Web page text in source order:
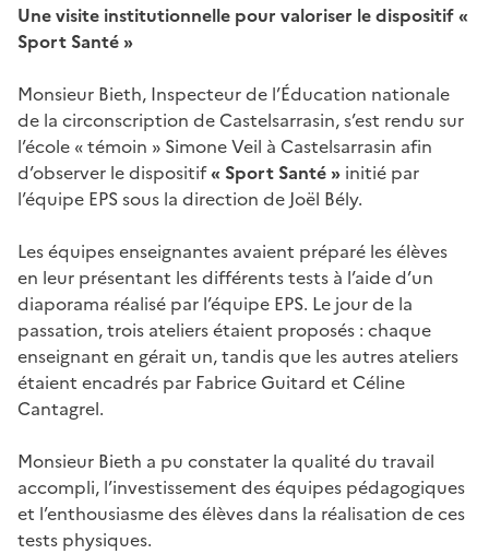
Une visite institutionnelle pour valoriser le dispositif «
Sport Santé »
Monsieur Bieth, Inspecteur de l’Éducation nationale
de la circonscription de Castelsarrasin, s’est rendu sur
l’école « témoin » Simone Veil à Castelsarrasin afin
d’observer le dispositif« Sport Santé » initié par
l’équipe EPS sous la direction de Joël Bély.
Les équipes enseignantes avaient préparé les élèves
en leur présentant les différents tests à l’aide d’un
diaporama réalisé par l’équipe EPS. Le jour de la
passation, trois ateliers étaient proposés : chaque
enseignant en gérait un, tandis que les autres ateliers
étaient encadrés par Fabrice Guitard et Céline
Cantagrel.
Monsieur Bieth a pu constater la qualité du travail
accompli, l’investissement des équipes pédagogiques
et l’enthousiasme des élèves dans la réalisation de ces
tests physiques.